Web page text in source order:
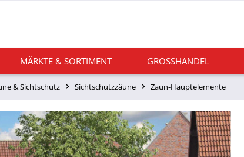
MÄRKTE & SORTIMENT GROSSHANDEL
& Sichtschutz Sichtschutzzäune Zaun-Hauptelemente